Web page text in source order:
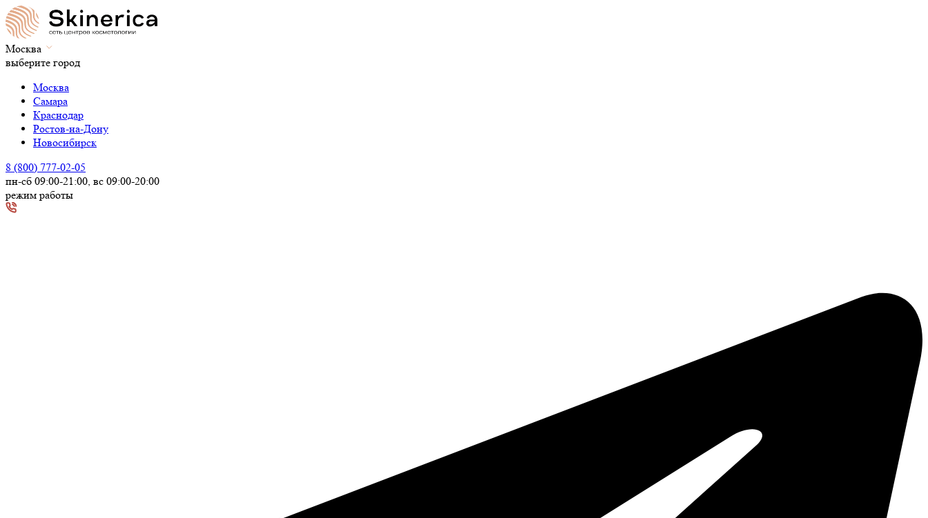
Москва
выберите город
Москва
Самара
Краснодар
Ростов-на-Дону
Новосибирск
8 (800) 777-02-05
пн-сб 09:00-21:00, вс 09:00-20:00
режим работы